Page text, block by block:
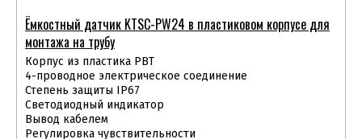
Ёмкостный датчик KTSС-PW24 в пластиковом корпусе для
монтажа на трубу
Корпус из пластика PBT
4-проводное электрическое соединение
Степень защиты IP67
Светодиодный индикатор
Вывод кабелем
Регулировка чувствительности